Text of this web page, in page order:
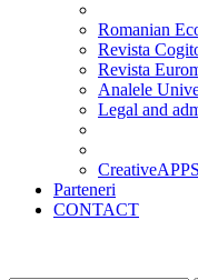
Romanian
Revista
Revista
Analele
Legal and
Parteneri
CONTACT